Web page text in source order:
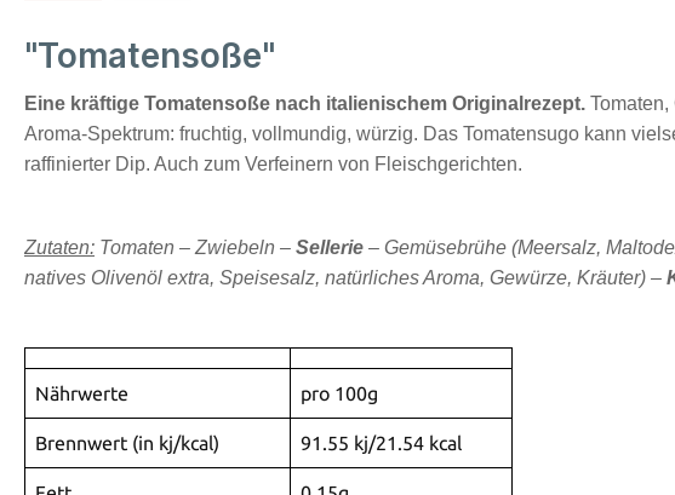
"Tomatensoße"
Eine kräftige Tomatensoße nach italienischem Originalrezept.
Aroma-Spektrum: fruchtig, vollmundig, würzig. Das Tomatensugo kann
raffinierter Dip. Auch zum Verfeinern von Fleischgerichten.
Zutaten: Tomaten – Zwiebeln – Sellerie – Gemüsebrühe (Meersalz,
natives Olivenöl extra, Speisesalz, natürliches Aroma, Gewürze, Kräuter) –
Nährwerte pro 100g
Brennwert (in kj/kcal) 91.55 kj/21.54 kcal